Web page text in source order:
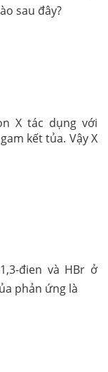
sau đây?
X tác dụng với
kết tủa. Vậy X
đien và HBr ở
phản ứng là